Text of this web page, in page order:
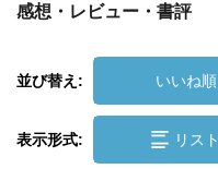
感想・レビュー・書評
並び替え: いいね順
表示形式: リスト